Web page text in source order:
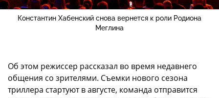
Константин Хабенский снова вернется к роли Родиона
Меглина
Об этом режиссер рассказал во время недавнего
общения со зрителями. Съемки нового сезона
триллера стартуют в августе, команда отправится